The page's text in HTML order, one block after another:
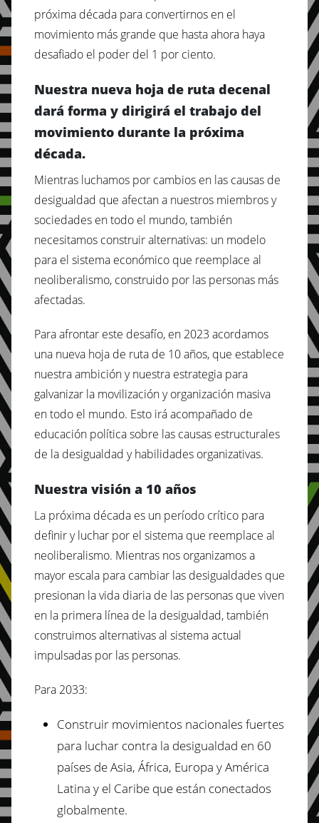
próxima década para convertirnos en el
movimiento más grande que hasta ahora haya
desafiado el poder del 1 por ciento.
Nuestra nueva hoja de ruta decenal
dará forma y dirigirá el trabajo del
movimiento durante la próxima
década.
Mientras luchamos por cambios en las causas de
desigualdad que afectan a nuestros miembros y
sociedades en todo el mundo, también
necesitamos construir alternativas: un modelo
para el sistema económico que reemplace al
neoliberalismo, construido por las personas más
afectadas.
Para afrontar este desafío, en 2023 acordamos
una nueva hoja de ruta de 10 años, que establece
nuestra ambición y nuestra estrategia para
galvanizar la movilización y organización masiva
en todo el mundo. Esto irá acompañado de
educación política sobre las causas estructurales
de la desigualdad y habilidades organizativas.
Nuestra visión a 10 años
La próxima década es un período crítico para
definir y luchar por el sistema que reemplace al
neoliberalismo. Mientras nos organizamos a
mayor escala para cambiar las desigualdades que
presionan la vida diaria de las personas que viven
en la primera línea de la desigualdad, también
construimos alternativas al sistema actual
impulsadas por las personas.
Para 2033:
Construir movimientos nacionales fuertes
para luchar contra la desigualdad en 60
países de Asia, África, Europa y América
Latina y el Caribe que están conectados
globalmente.